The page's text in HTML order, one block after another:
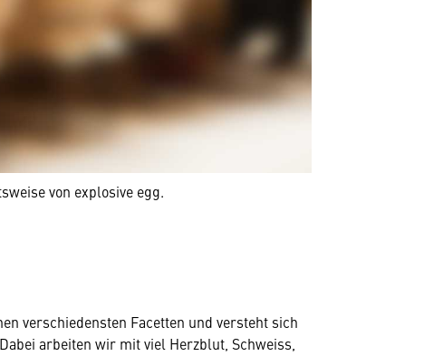
von explosive egg.
verschiedensten Facetten und versteht sich
arbeiten wir mit viel Herzblut, Schweiss,